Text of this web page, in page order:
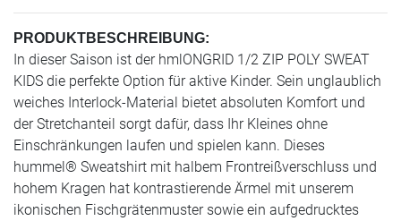
PRODUKTBESCHREIBUNG:
In dieser Saison ist der hmlONGRID 1/2 ZIP POLY SWEAT
KIDS die perfekte Option für aktive Kinder. Sein unglaublich
weiches Interlock-Material bietet absoluten Komfort und
der Stretchanteil sorgt dafür, dass Ihr Kleines ohne
Einschränkungen laufen und spielen kann. Dieses
hummel® Sweatshirt mit halbem Frontreißverschluss und
hohem Kragen hat kontrastierende Ärmel mit unserem
ikonischen Fischgrätenmuster sowie ein aufgedrucktes